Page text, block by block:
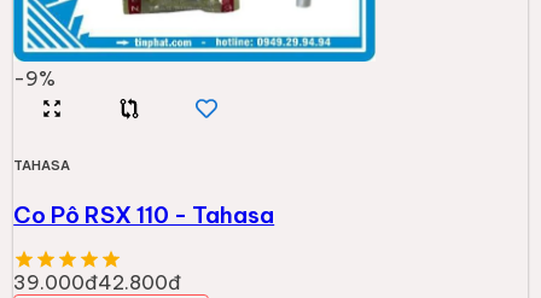
-9%
TAHASA
Co Pô RSX 110 - Tahasa
39.000đ42.800đ